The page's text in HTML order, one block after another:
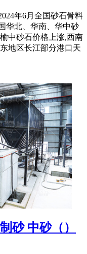
年6月全国砂石骨料
华北、华南、华中砂
中砂石价格上涨,西南
地区长江部分港口天
砂 中砂（）